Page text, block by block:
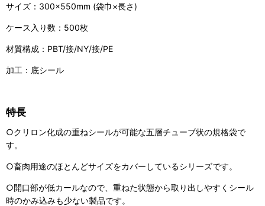
サイズ：300×550mm (袋巾×長さ)
ケース入り数：500枚
材質構成：PBT/接/NY/接/PE
加工：底シール
特長
○クリロン化成の重ねシールが可能な五層チューブ状の規格袋で
す。
○畜肉用途のほとんどサイズをカバーしているシリーズです。
○開口部が低カールなので、重ねた状態から取り出しやすくシール
時のかみ込みも少ない製品です。